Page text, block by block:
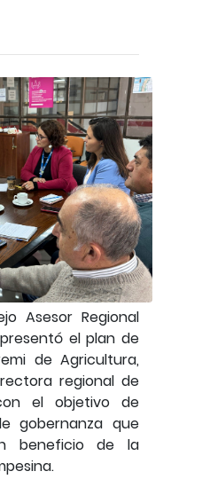
Asesor Regional
presentó el plan de
de Agricultura,
regional de
el objetivo de
gobernanza que
beneficio de la